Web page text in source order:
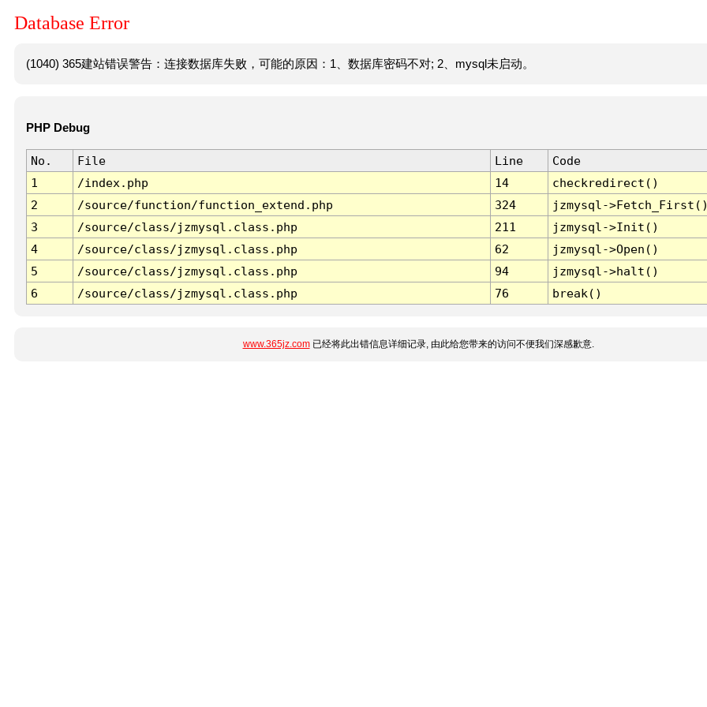
Database Error
(1040) 365建站错误警告：连接数据库失败，可能的原因：1、数据库密码不对; 2、mysql未启动。
PHP Debug
No. File Line
Code
1
/index.php 14
checkredirect()
2
/source/function/function_extend.php 324
jzmysql-
3
/source/class/jzmysql.class.php 211
jzmysql->Init()
4
/source/class/jzmysql.class.php 62
jzmysql->Open()
5
/source/class/jzmysql.class.php 94
jzmysql->halt()
6
/source/class/jzmysql.class.php 76 break()
www.365jz.com已经将此出错信息详细记录, 由此给您带来的访问不便我们深感歉意.